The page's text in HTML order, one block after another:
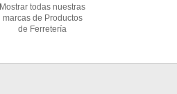
Mostrar todas nuestras
marcas de Productos
de Ferretería